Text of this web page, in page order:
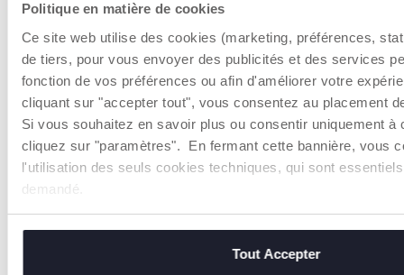
Politique en matière de cookies
Ce site web utilise des cookies (marketing, préférences,
de tiers, pour vous envoyer des publicités et des services
fonction de vos préférences ou afin d'améliorer votre
cliquant sur "accepter tout", vous consentez au placement
Si vous souhaitez en savoir plus ou consentir uniquement à
cliquez sur "paramètres". En fermant cette bannière, vous
l'utilisation des seuls cookies techniques, qui sont
demandé.
Tout Accepter
INTÉRESSER
2=3 2=3